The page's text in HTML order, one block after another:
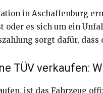
in Aschaffenburg
oder es sich um ein
sorgt dafür,
TÜV verkaufen:
ist das Fahrzeug